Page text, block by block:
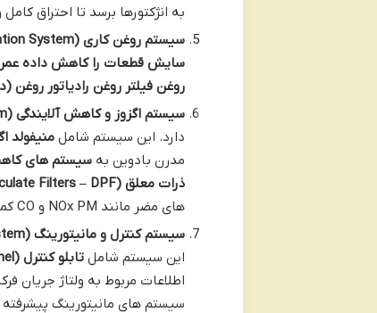
به انژکتورها برسد تا احتراق
سیستم روغن کاری (Lubrication System)
سایش قطعات را کاهش داده عمر
روغن فیلتر روغن رادیاتور
سیستم اگزوز و کاهش آلایندگی (Exhaust and Emission Control System)
دارد. این سیستم شاملمنیفولد
مدرن بادوین بهسیستم های
ذرات معلق (Diesel Particulate Filters – DPF)
های مضر مانند NOx PM و CO کمک می کنند.
سیستم کنترل و مانیتورینگ (Control and Monitoring System)
این سیستم شاملتابلو کنترل (Control Panel)
اطلاعات مربوط به ولتاژ جریان
سیستم های مانیتورینگ